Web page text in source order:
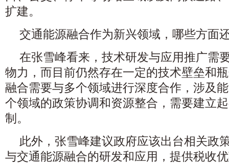
扩建。
交通能源融合作为新兴领域，哪些方面
在张雪峰看来，技术研发与应用推广需
物力，而目前仍然存在一定的技术壁垒和
融合需要与多个领域进行深度合作，涉及
个领域的政策协调和资源整合，需要建立
制。
此外，张雪峰建议政府应该出台相关政
与交通能源融合的研发和应用，提供税收